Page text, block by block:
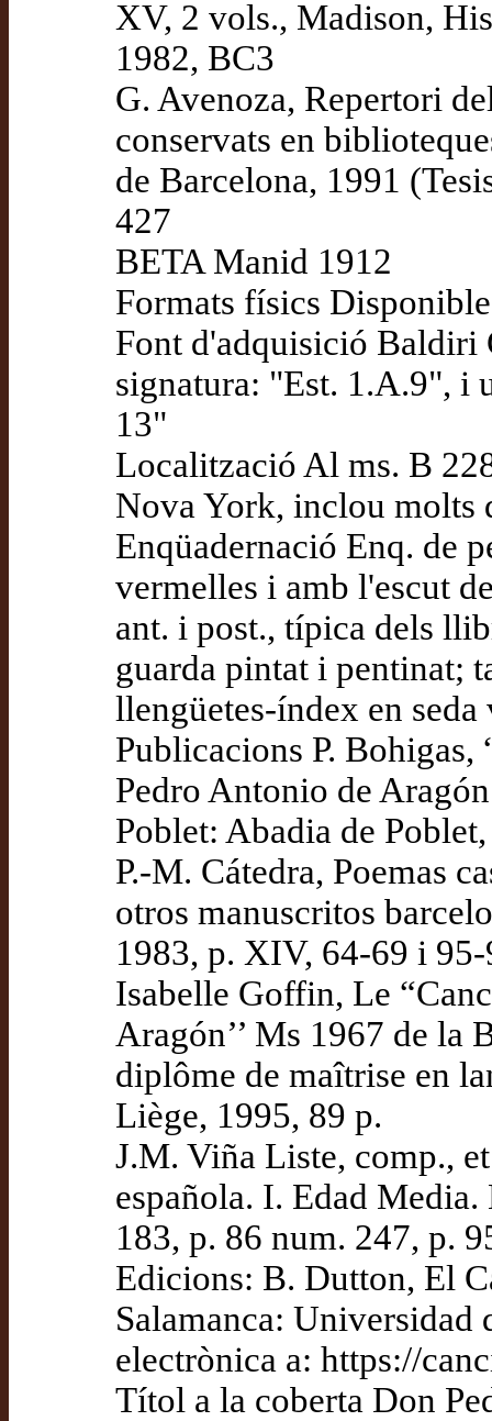
XV, 2 vols., Madison,
1982, BC3
G. Avenoza, Repertori
conservats en
de Barcelona, 1991
427
BETA Manid 1912
Formats físics
Font d'adquisició Baldiri
signatura: "Est. 1.A.9", i
13"
Localització Al ms. B
Nova York, inclou molts
Enqüadernació Enq. de
vermelles i amb l'escut
ant. i post., típica dels
guarda pintat i pentinat;
llengüetes-índex en seda
Publicacions P.
Pedro Antonio de
Poblet: Abadia de
P.-M. Cátedra, Poemas
otros manuscritos
1983, p. XIV, 64-69 i
Isabelle Goffin, Le
Aragón’’ Ms 1967 de
diplôme de maîtrise en
Liège, 1995, 89 p.
J.M. Viña Liste, comp.,
española. I. Edad
183, p. 86 num. 247, p.
Edicions: B. Dutton, El
Salamanca: Universidad
electrònica a: https://
Títol a la coberta Don